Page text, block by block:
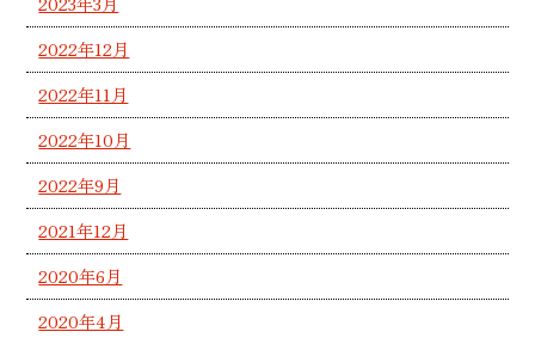
2022年12月
2022年11月
2022年10月
2022年9月
2021年12月
2020年6月
2020年4月